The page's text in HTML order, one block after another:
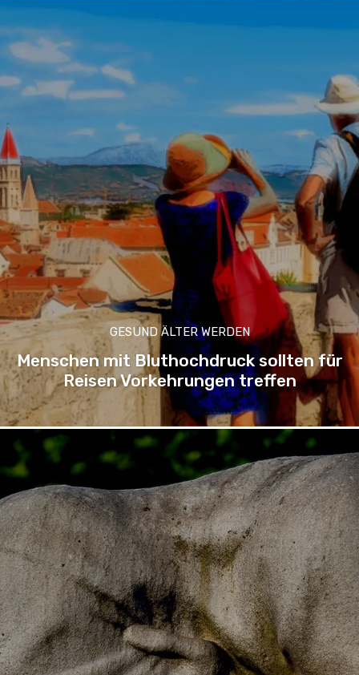
GESUND ÄLTER WERDEN
Menschen mit Bluthochdruck sollten für
Reisen Vorkehrungen treffen